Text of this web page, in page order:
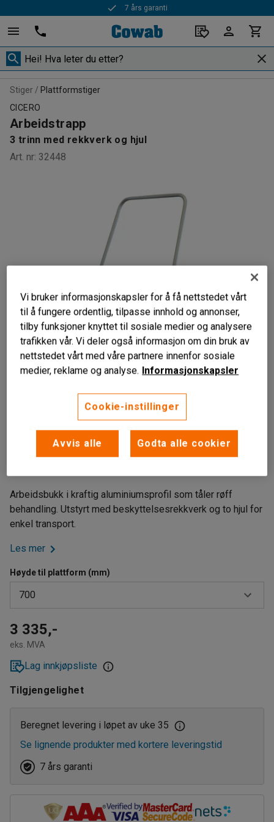
7 års garanti
Stiger
Plattformstiger
CICERO
Arbeidstrapp
3 trinn med rekkverk og hjul
Art. nr: 32448
Stor plattform
Stabil konstruksjon
Arbeidsbukk i kraftig aluminiumsprofil som tåler røff
behandling. Utstyrt med beskyttelsesrekkverk og to hjul for
enkel transport.
Les mer
Høyde til plattform (mm)
700
450
700
950
3 335,-
eks. MVA
Lag innkjøpsliste
Tilgjengelighet
Beregnet levering i løpet av uke 35
Se lignende produkter med kortere leveringstid
7 års garanti
Vi bruker informasjonskapsler for å få nettstedet vårt
til å fungere ordentlig, tilpasse innhold og annonser,
tilby funksjoner knyttet til sosiale medier og analysere
trafikken vår. Vi deler også informasjon om din bruk av
nettstedet vårt med våre partnere innenfor sosiale
medier, reklame og analyse. Informasjonskapsler
Cookie-instillinger
Avvis alle Godta alle cookier